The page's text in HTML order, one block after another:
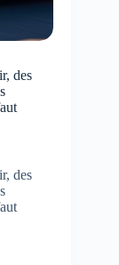
des
des